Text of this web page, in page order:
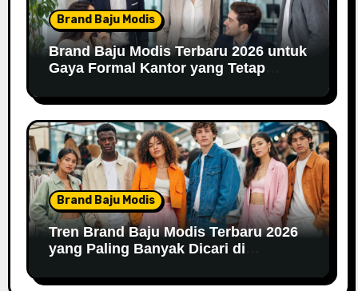
Brand Baju Modis
Brand Baju Modis Terbaru 2026 untuk
Gaya Formal Kantor yang Tetap
Brand Baju Modis
Tren Brand Baju Modis Terbaru 2026
yang Paling Banyak Dicari di